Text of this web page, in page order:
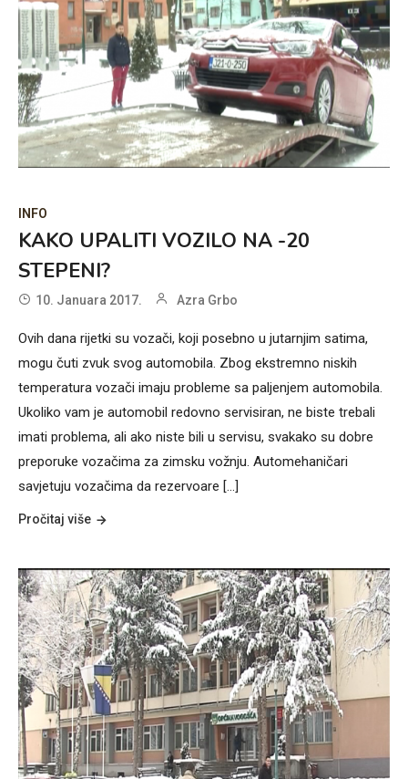
INFO
KAKO UPALITI VOZILO NA -20
STEPENI?
10. Januara 2017. Azra Grbo
Ovih dana rijetki su vozači, koji posebno u jutarnjim satima,
mogu čuti zvuk svog automobila. Zbog ekstremno niskih
temperatura vozači imaju probleme sa paljenjem automobila.
Ukoliko vam je automobil redovno servisiran, ne biste trebali
imati problema, ali ako niste bili u servisu, svakako su dobre
preporuke vozačima za zimsku vožnju. Automehaničari
savjetuju vozačima da rezervoare [...]
Pročitaj više